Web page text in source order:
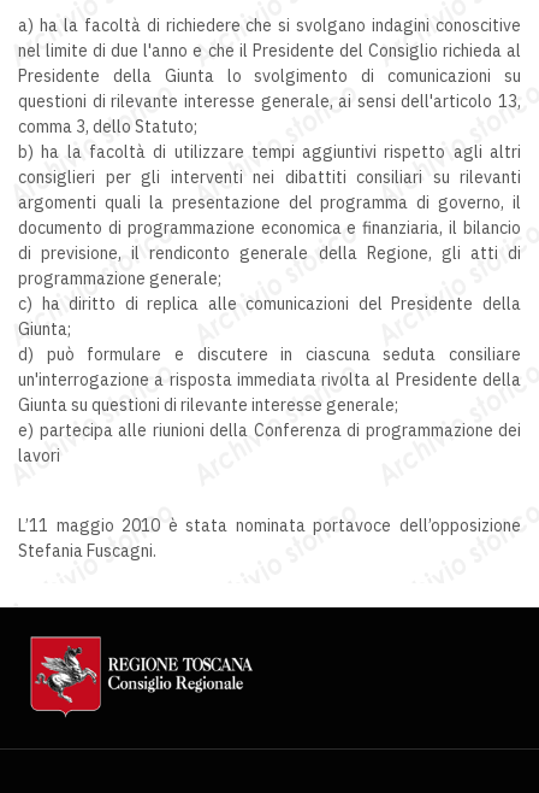
a) ha la facoltà di richiedere che si svolgano indagini conoscitive
nel limite di due l'anno e che il Presidente del Consiglio richieda al
Presidente della Giunta lo svolgimento di comunicazioni su
questioni di rilevante interesse generale, ai sensi dell'articolo 13,
comma 3, dello Statuto;
b) ha la facoltà di utilizzare tempi aggiuntivi rispetto agli altri
consiglieri per gli interventi nei dibattiti consiliari su rilevanti
argomenti quali la presentazione del programma di governo, il
documento di programmazione economica e finanziaria, il bilancio
di previsione, il rendiconto generale della Regione, gli atti di
programmazione generale;
c) ha diritto di replica alle comunicazioni del Presidente della
Giunta;
d) può formulare e discutere in ciascuna seduta consiliare
un'interrogazione a risposta immediata rivolta al Presidente della
Giunta su questioni di rilevante interesse generale;
e) partecipa alle riunioni della Conferenza di programmazione dei
lavori
L’11 maggio 2010 è stata nominata portavoce dell’opposizione
Stefania Fuscagni.